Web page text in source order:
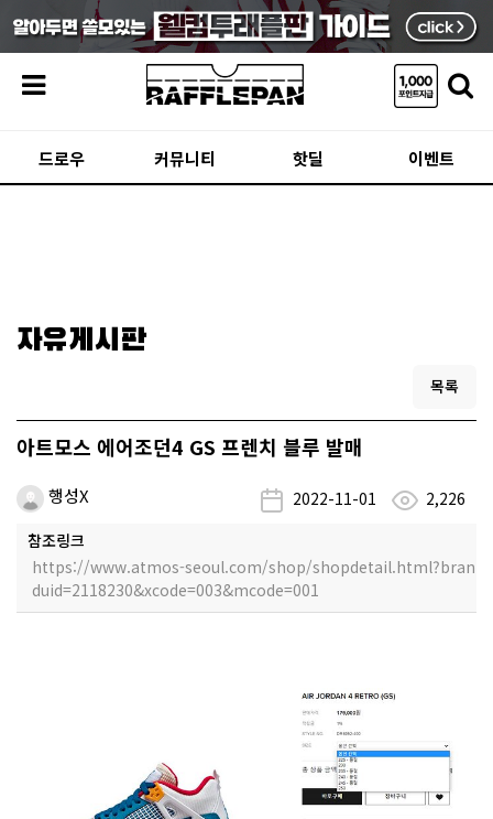
드로우 커뮤니티 핫딜 이벤트
자유게시판
목록
아트모스 에어조던4 GS 프렌치 블루 발매
행성X 2022-11-01
2,226
참조링크
https://www.atmos-seoul.com/shop/shopdetail.html?bran
duid=2118230&xcode=003&mcode=001